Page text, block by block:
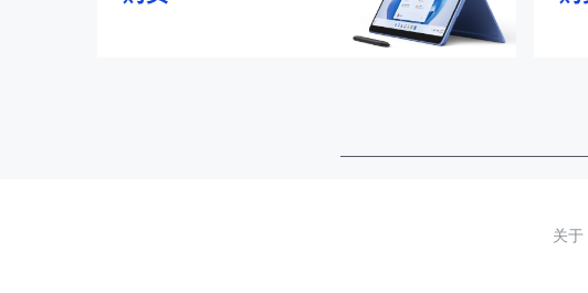
关于